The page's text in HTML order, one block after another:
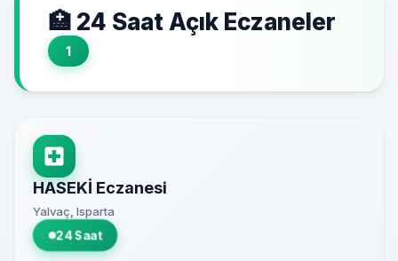
🏥 24 Saat Açık Eczaneler
1
HASEKİ Eczanesi
Yalvaç, Isparta
24 Saat